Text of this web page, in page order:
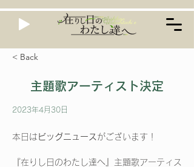
< Back
主題歌アーティスト決定
2023年4月30日
本日は ビッグニュース がございます！
『在りし日のわたし達へ』主題歌アーティス